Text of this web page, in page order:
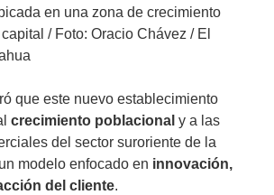
en una zona de crecimiento
/ Foto: Oracio Chávez / El
que este nuevo establecimiento
crecimiento poblacional y a las
del sector suroriente de la
modelo enfocado en innovación,
del cliente.